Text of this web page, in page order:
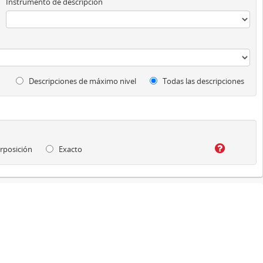
Descripciones de máximo nivel Todas las descripciones
Exacto